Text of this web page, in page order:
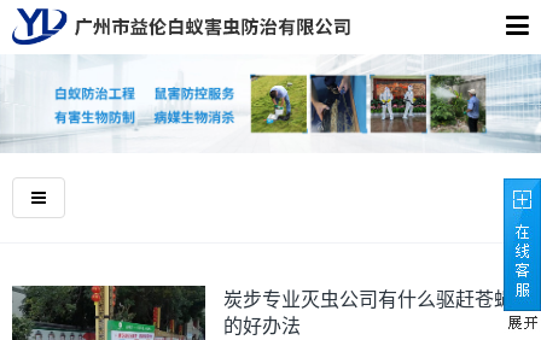
炭步专业灭虫公司有什么驱赶苍蝇
的好办法